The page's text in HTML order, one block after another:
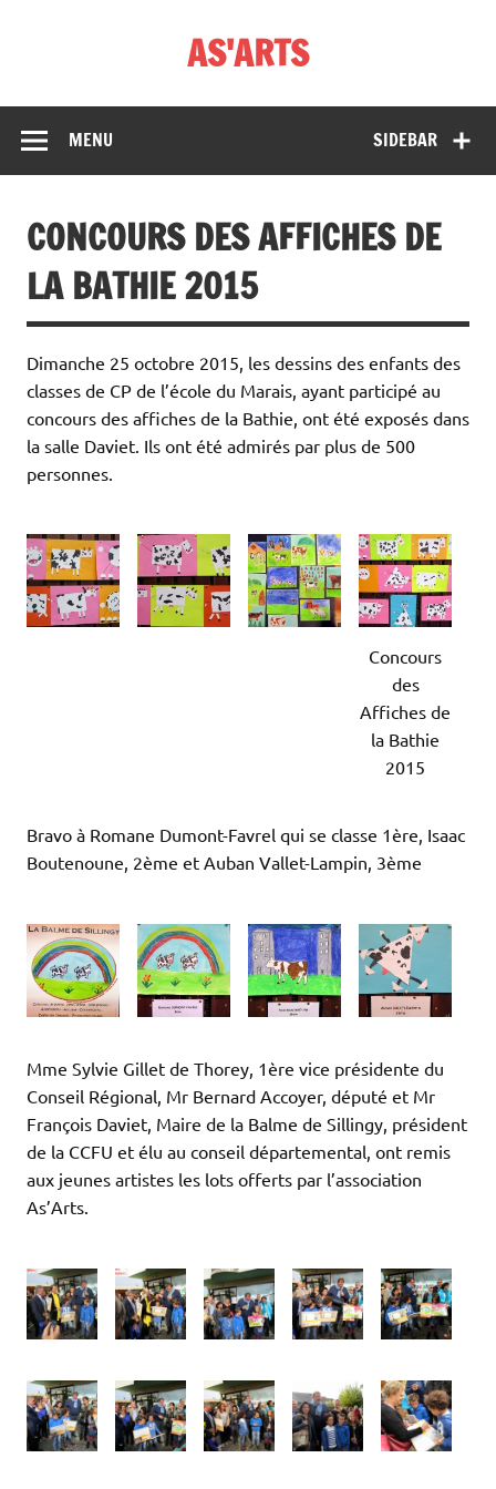
AS'ARTS
SIDEBAR
MENU
CONCOURS DES AFFICHES DE
LA BATHIE 2015
Dimanche 25 octobre 2015, les dessins des enfants des
classes de CP de l’école du Marais, ayant participé au
concours des affiches de la Bathie, ont été exposés dans
la salle Daviet. Ils ont été admirés par plus de 500
personnes.
Concours
des
Affiches de
la Bathie
2015
Bravo à Romane Dumont-Favrel qui se classe 1ère, Isaac
Boutenoune, 2ème et Auban Vallet-Lampin, 3ème
Mme Sylvie Gillet de Thorey, 1ère vice présidente du
Conseil Régional, Mr Bernard Accoyer, député et Mr
François Daviet, Maire de la Balme de Sillingy, président
de la CCFU et élu au conseil départemental, ont remis
aux jeunes artistes les lots offerts par l’association
As’Arts.